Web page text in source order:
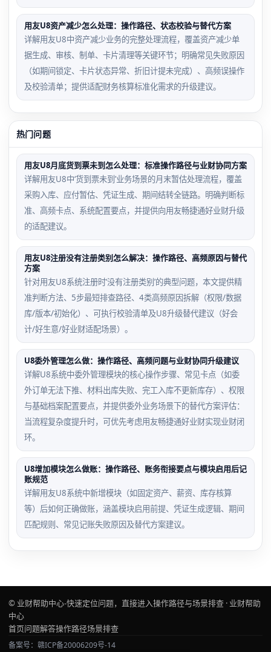
用友U8资产减少怎么处理：操作路径、状态校验与替代方案
详解用友U8中资产减少业务的完整处理流程，覆盖资产减少单
据生成、审核、制单、卡片清理等关键环节；明确常见失败原因
（如期间锁定、卡片状态异常、折旧计提未完成）、高频误操作
及校验清单；提供适配财务核算标准化需求的升级建议。
热门问题
用友U8月底货到票未到怎么处理：标准操作路径与业财协同方案
详解用友U8中‘货到票未到’业务场景的月末暂估处理流程，覆盖
采购入库、应付暂估、凭证生成、期间结转全链路。明确判断标
准、高频卡点、系统配置要点，并提供向用友畅捷通好业财升级
的适配建议。
用友U8注册没有注册类别怎么解决：操作路径、高频原因与替代
方案
针对用友U8系统注册时‘没有注册类别’的典型问题，本文提供精
准判断方法、5步最短排查路径、4类高频原因拆解（权限/数据
库/版本/初始化）、可执行校验清单及U8升级替代建议（好会
计/好生意/好业财适配场景）。
U8委外管理怎么做：操作路径、高频问题与业财协同升级建议
详解U8系统中委外管理模块的核心操作步骤、常见卡点（如委
外订单无法下推、材料出库失败、完工入库不更新库存）、权限
与基础档案配置要点，并提供委外业务场景下的替代方案评估：
当流程复杂度提升时，可优先考虑用友畅捷通好业财实现业财闭
环。
U8增加模块怎么做账：操作路径、账务衔接要点与模块启用后记
账规范
详解用友U8系统中新增模块（如固定资产、薪资、库存核算
等）后如何正确做账，涵盖模块启用前提、凭证生成逻辑、期间
匹配规则、常见记账失败原因及替代方案建议。
© 业财帮助中心-快速定位问题，直接进入操作路径与场景排查 · 业财帮助
中心
首页问题解答操作路径场景排查
备案号：赣ICP备20006209号-14